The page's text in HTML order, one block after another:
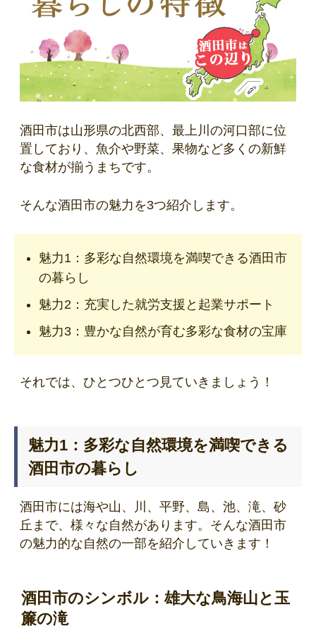
酒田市は山形県の北西部、最上川の河口部に位
置しており、魚介や野菜、果物など多くの新鮮
な食材が揃うまちです。
そんな酒田市の魅力を3つ紹介します。
魅力1：多彩な自然環境を満喫できる酒田市
の暮らし
魅力2：充実した就労支援と起業サポート
魅力3：豊かな自然が育む多彩な食材の宝庫
それでは、ひとつひとつ見ていきましょう！
魅力1：多彩な自然環境を満喫できる
酒田市の暮らし
酒田市には海や山、川、平野、島、池、滝、砂
丘まで、様々な自然があります。そんな酒田市
の魅力的な自然の一部を紹介していきます！
酒田市のシンボル：雄大な鳥海山と玉
簾の滝